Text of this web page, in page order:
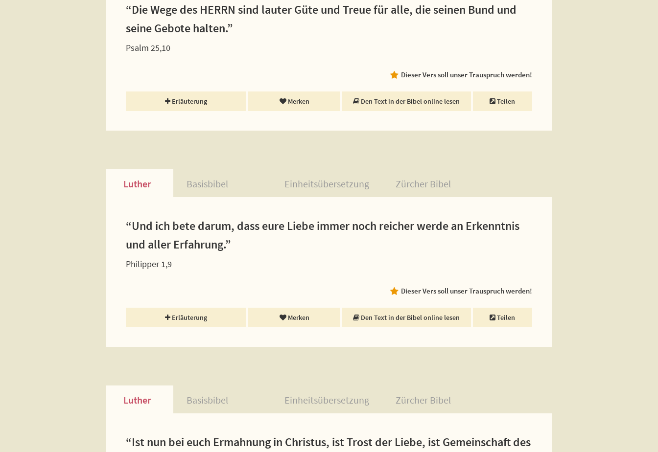
“Die Wege des HERRN sind lauter Güte und Treue für alle, die seinen Bund und
seine Gebote halten.”
Psalm 25,10
Dieser Vers soll unser Trauspruch werden!
Erläuterung Merken Den Text in der Bibel online lesen Teilen
Luther Basisbibel Einheitsübersetzung Zürcher Bibel
“Und ich bete darum, dass eure Liebe immer noch reicher werde an Erkenntnis
und aller Erfahrung.”
Philipper 1,9
Dieser Vers soll unser Trauspruch werden!
Erläuterung Merken Den Text in der Bibel online lesen Teilen
Luther Basisbibel Einheitsübersetzung Zürcher Bibel
“Ist nun bei euch Ermahnung in Christus, ist Trost der Liebe, ist Gemeinschaft des